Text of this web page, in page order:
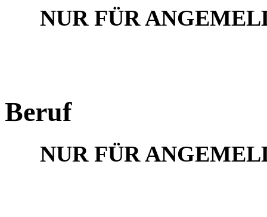
NUR FÜR
Beruf
NUR FÜR